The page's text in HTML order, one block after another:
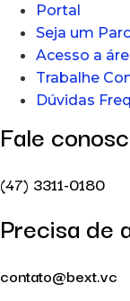
Portal
Seja um
Acesso a
Trabalhe
Dúvidas
Fale
(47) 3311-0180
Precisa de
contato@bext.vc